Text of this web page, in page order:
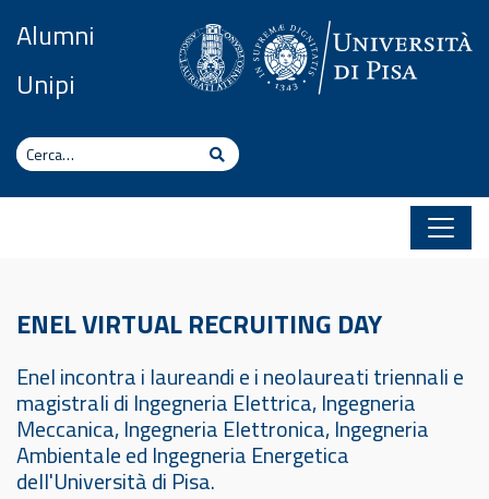
Alumni
Unipi
Cerca Cerca
ENEL VIRTUAL RECRUITING DAY
Enel incontra i laureandi e i neolaureati triennali e
magistrali di Ingegneria Elettrica, Ingegneria
Meccanica, Ingegneria Elettronica, Ingegneria
Ambientale ed Ingegneria Energetica
dell'Università di Pisa.